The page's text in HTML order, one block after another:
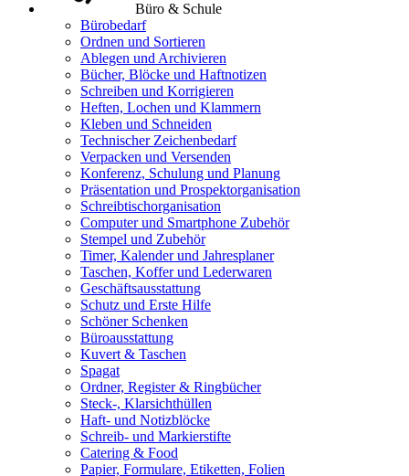
Büro & Schule
Bürobedarf
Ordnen und Sortieren
Ablegen und Archivieren
Bücher, Blöcke und Haftnotizen
Schreiben und Korrigieren
Heften, Lochen und Klammern
Kleben und Schneiden
Technischer Zeichenbedarf
Verpacken und Versenden
Konferenz, Schulung und Planung
Präsentation und Prospektorganisation
Schreibtischorganisation
Computer und Smartphone Zubehör
Stempel und Zubehör
Timer, Kalender und Jahresplaner
Taschen, Koffer und Lederwaren
Geschäftsausstattung
Schutz und Erste Hilfe
Schöner Schenken
Büroausstattung
Kuvert & Taschen
Spagat
Ordner, Register & Ringbücher
Steck-, Klarsichthüllen
Haft- und Notizblöcke
Schreib- und Markierstifte
Catering & Food
Papier, Formulare, Etiketten, Folien